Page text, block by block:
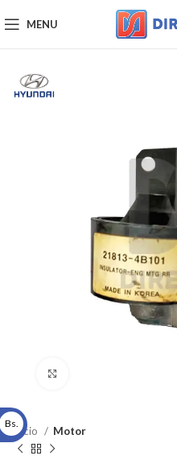
MENU
Inicio Motor
Bs.